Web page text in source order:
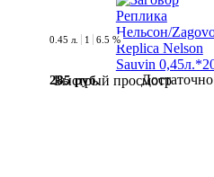
Быстрый просмотр
0.45 л. 1 6.5 %
285 руб. Достаточно